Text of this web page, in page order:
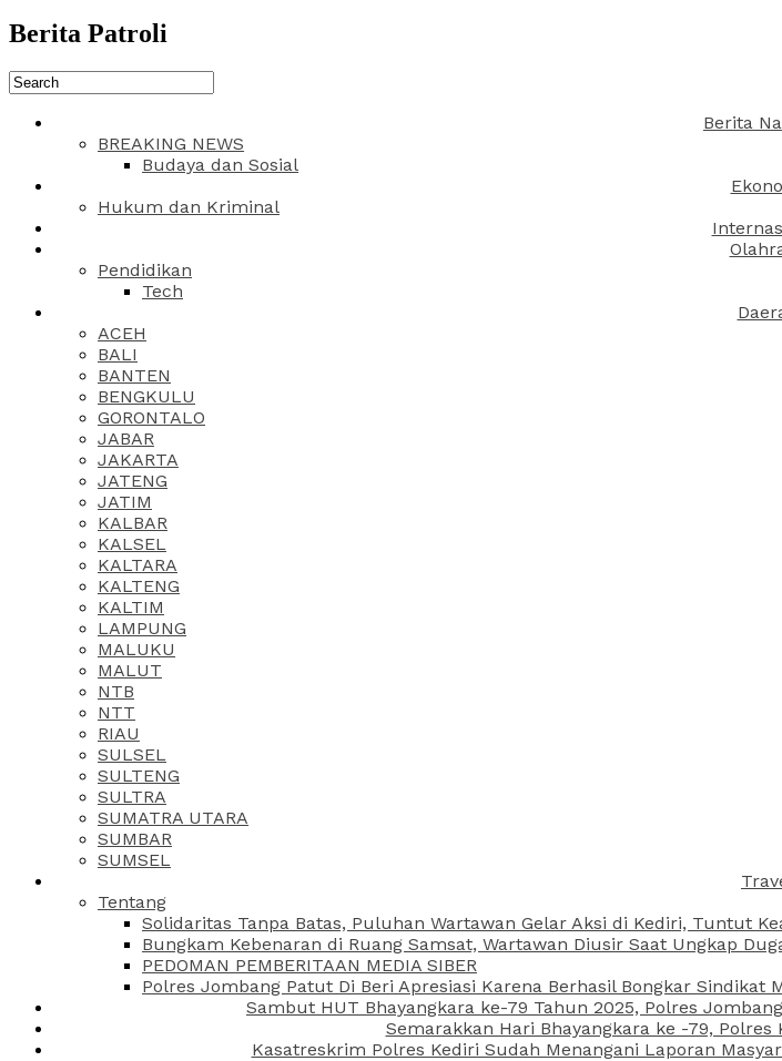
Berita Patroli
Berita
BREAKING NEWS
Budaya dan Sosial
Hukum dan Kriminal
Pendidikan
Tech
ACEH
BALI
BANTEN
BENGKULU
GORONTALO
JABAR
JAKARTA
JATENG
JATIM
KALBAR
KALSEL
KALTARA
KALTENG
KALTIM
LAMPUNG
MALUKU
MALUT
NTB
NTT
RIAU
SULSEL
SULTENG
SULTRA
SUMATRA UTARA
SUMBAR
SUMSEL
Tentang
Solidaritas Tanpa Batas, Puluhan Wartawan Gelar Aksi di Kediri, Tuntut
Bungkam Kebenaran di Ruang Samsat, Wartawan Diusir Saat Ungkap
PEDOMAN PEMBERITAAN MEDIA SIBER
Polres Jombang Patut Di Beri Apresiasi Karena Berhasil Bongkar
Sambut HUT Bhayangkara ke-79 Tahun 2025, Polres
Semarakkan Hari Bhayangkara ke -79,
Kasatreskrim Polres Kediri Sudah Menangani Laporan